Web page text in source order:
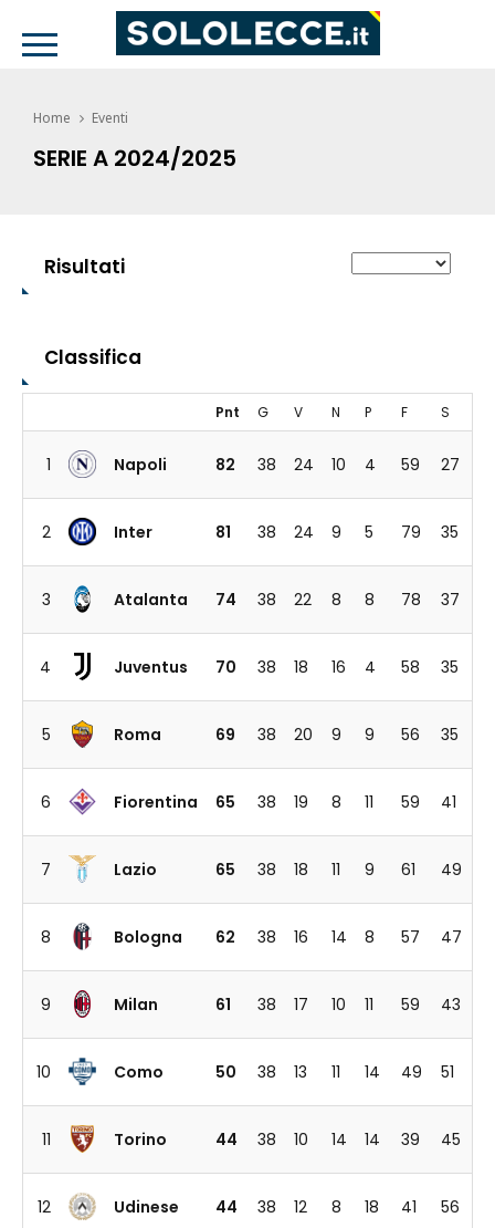
Home Eventi
SERIE A 2024/2025
Risultati
Classifica
Pnt G V N P F S
1 Napoli 82 38 24 10 4 59 27
2 Inter 81 38 24 9 5 79 35
3 Atalanta 74 38 22 8 8 78 37
4 Juventus 70 38 18 16 4 58 35
5 Roma 69 38 20 9 9 56 35
6 Fiorentina 65 38 19 8 11 59 41
7 Lazio 65 38 18 11 9 61 49
8 Bologna 62 38 16 14 8 57 47
9 Milan 61 38 17 10 11 59 43
10 Como 50 38 13 11 14 49 51
11 Torino 44 38 10 14 14 39 45
12 Udinese 44 38 12 8 18 41 56